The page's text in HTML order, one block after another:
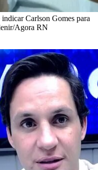
Carlson Gomes para
Agora RN